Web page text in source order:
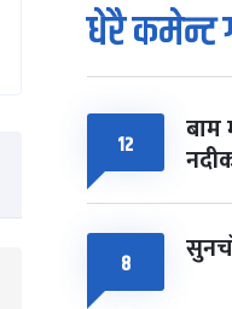
धेरै कमेन्ट
१२ बाम
८